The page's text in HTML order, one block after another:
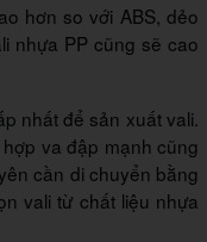
hơn so với ABS, dẻo
nhựa PP cũng sẽ cao
nhất để sản xuất vali.
va đập mạnh cũng
cần di chuyển bằng
vali từ chất liệu nhựa